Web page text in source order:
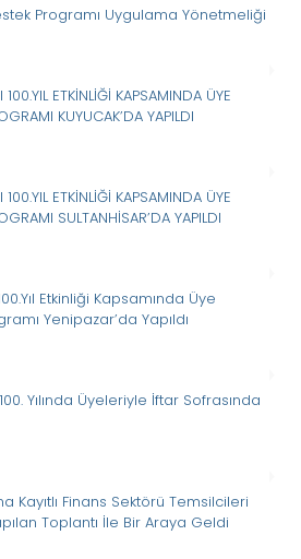
Programı Uygulama Yönetmeliği
ETKİNLİĞİ KAPSAMINDA ÜYE
KUYUCAK’DA YAPILDI
ETKİNLİĞİ KAPSAMINDA ÜYE
SULTANHİSAR’DA YAPILDI
Etkinliği Kapsamında Üye
Yenipazar’da Yapıldı
Yılında Üyeleriyle İftar Sofrasında
Kayıtlı Finans Sektörü Temsilcileri
Toplantı İle Bir Araya Geldi